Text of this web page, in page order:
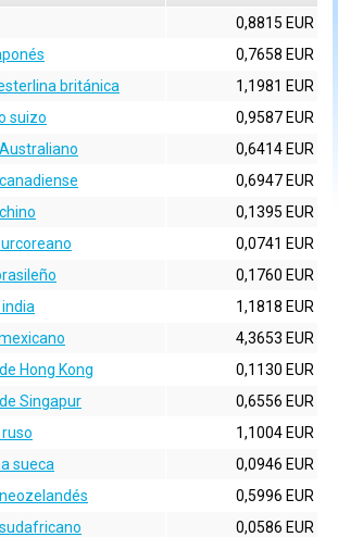
0,8815 EUR
0,7658 EUR
británica
1,1981 EUR
suizo
0,9587 EUR
0,6414 EUR
0,6947 EUR
0,1395 EUR
0,0741 EUR
0,1760 EUR
india
1,1818 EUR
4,3653 EUR
Hong Kong
0,1130 EUR
Singapur
0,6556 EUR
ruso
1,1004 EUR
sueca
0,0946 EUR
0,5996 EUR
0,0586 EUR